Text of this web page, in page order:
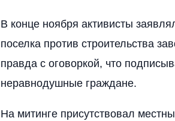
В конце ноября активисты
поселка против строительства
правда с оговоркой, что
неравнодушные граждане.
На митинге присутствовал